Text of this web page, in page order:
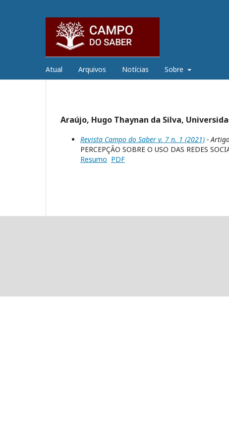
Atual Arquivos Notícias Sobre
Araújo, Hugo Thaynan da Silva,
Revista Campo do Saber v. 7 n. 1 (2021) -
PERCEPÇÃO SOBRE O USO DAS REDES
Resumo PDF